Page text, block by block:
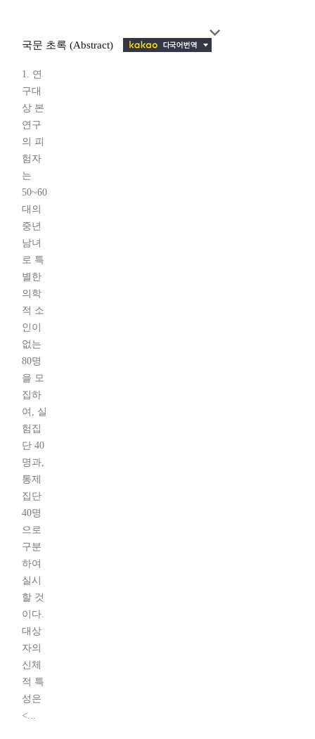
국문 초록 (Abstract)
1. 연
구대
상 본
연구
의 피
험자
는
50~60
대의
중년
남녀
로 특
별한
의학
적 소
인이
없는
80명
을 모
집하
여, 실
험집
단 40
명과,
통제
집단
40명
으로
구분
하여
실시
할 것
이다.
대상
자의
신체
적 특
성은
<...